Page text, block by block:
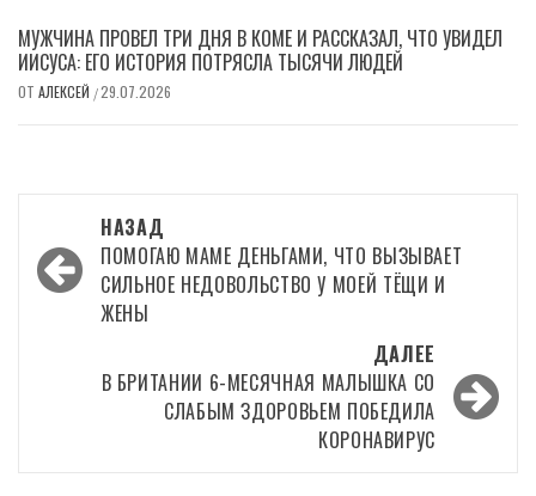
МУЖЧИНА ПРОВЕЛ ТРИ ДНЯ В КОМЕ И РАССКАЗАЛ, ЧТО УВИДЕЛ
ИИСУСА: ЕГО ИСТОРИЯ ПОТРЯСЛА ТЫСЯЧИ ЛЮДЕЙ
ОТ АЛЕКСЕЙ /29.07.2026
Навигация
записи
НАЗАД
ПОМОГАЮ МАМЕ ДЕНЬГАМИ, ЧТО ВЫЗЫВАЕТ
СИЛЬНОЕ НЕДОВОЛЬСТВО У МОЕЙ ТЁЩИ И
ЖЕНЫ
ДАЛЕЕ
В БРИТАНИИ 6-МЕСЯЧНАЯ МАЛЫШКА СО
СЛАБЫМ ЗДОРОВЬЕМ ПОБЕДИЛА
КОРОНАВИРУС